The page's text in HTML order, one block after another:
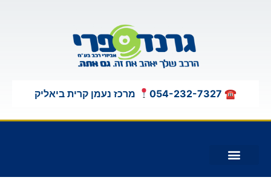
☎ 054-232-7327 מרכז נעמן קרית ביאליק